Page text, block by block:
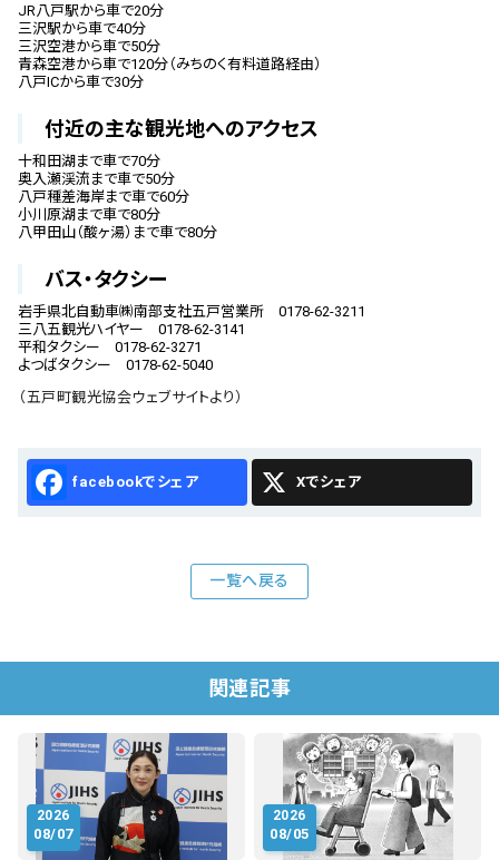
JR八戸駅から車で20分
三沢駅から車で40分
三沢空港から車で50分
青森空港から車で120分（みちのく有料道路経由）
八戸ICから車で30分
付近の主な観光地へのアクセス
十和田湖まで車で70分
奥入瀬渓流まで車で50分
八戸種差海岸まで車で60分
小川原湖まで車で80分
八甲田山（酸ヶ湯）まで車で80分
バス・タクシー
岩手県北自動車㈱南部支社五戸営業所 0178-62-3211
三八五観光ハイヤー 0178-62-3141
平和タクシー 0178-62-3271
よつばタクシー 0178-62-5040
（五戸町観光協会ウェブサイトより）
Facebook X
一覧へ戻る
関連記事
2026
08/07
2026
08/05